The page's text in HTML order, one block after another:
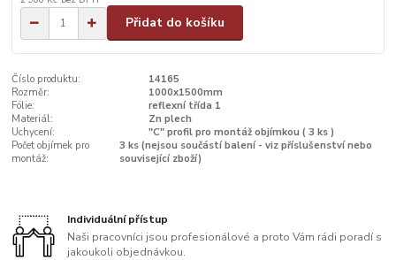
Přidat do košíku
Číslo produktu:
14165
Rozměr:
1000x1500mm
Fólie:
reflexní třída 1
Materiál:
Zn plech
Uchycení:
"C" profil pro montáž objímkou ( 3 ks )
Počet objímek pro
montáž:
3 ks (nejsou součástí balení - viz příslušenství nebo
související zboží)
Individuální přístup
Naši pracovníci jsou profesionálové a proto Vám rádi poradí s
jakoukoli objednávkou.